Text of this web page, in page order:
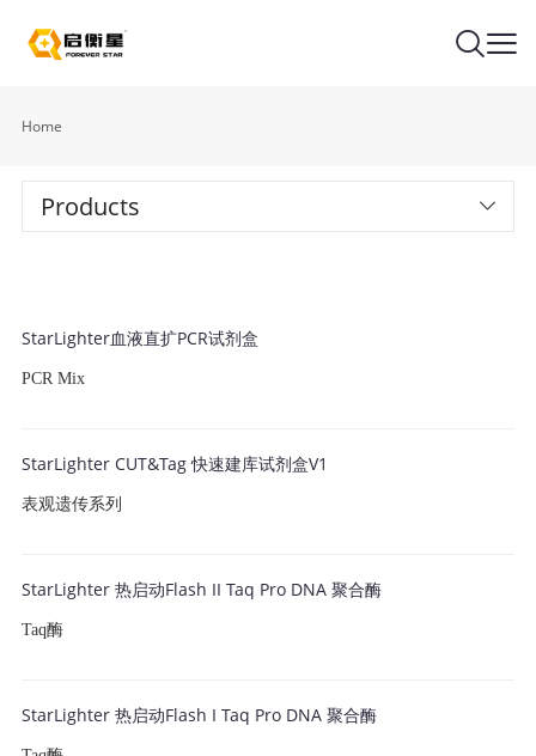
Home
Products
StarLighter血液直扩PCR试剂盒
PCR Mix
StarLighter CUT&Tag 快速建库试剂盒V1
表观遗传系列
StarLighter 热启动Flash II Taq Pro DNA 聚合酶
Taq酶
StarLighter 热启动Flash I Taq Pro DNA 聚合酶